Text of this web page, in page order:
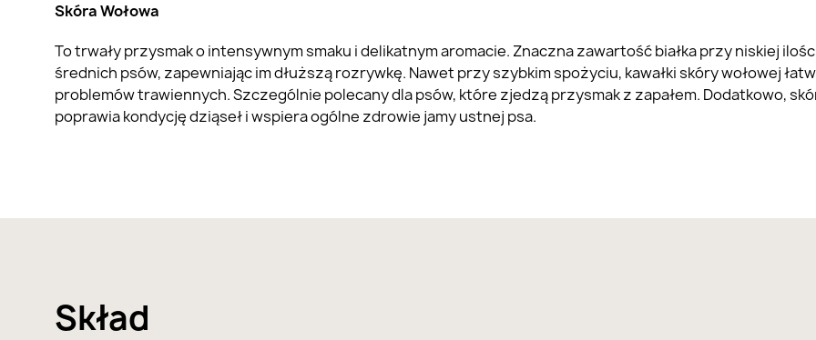
Skóra Wołowa
To trwały przysmak o intensywnym smaku i delikatnym aromacie. Znaczna zawartość białka przy niskiej
średnich psów, zapewniając im dłuższą rozrywkę. Nawet przy szybkim spożyciu, kawałki skóry wołowej
problemów trawiennych. Szczególnie polecany dla psów, które zjedzą przysmak z zapałem. Dodatkowo,
poprawia kondycję dziąseł i wspiera ogólne zdrowie jamy ustnej psa.
Skład